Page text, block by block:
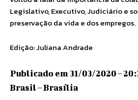
Legislativo, Executivo, Judiciário e
preservação da vida e dos empregos.
Edição: Juliana Andrade
Publicado em 31/03/2020 –
Brasil – Brasília